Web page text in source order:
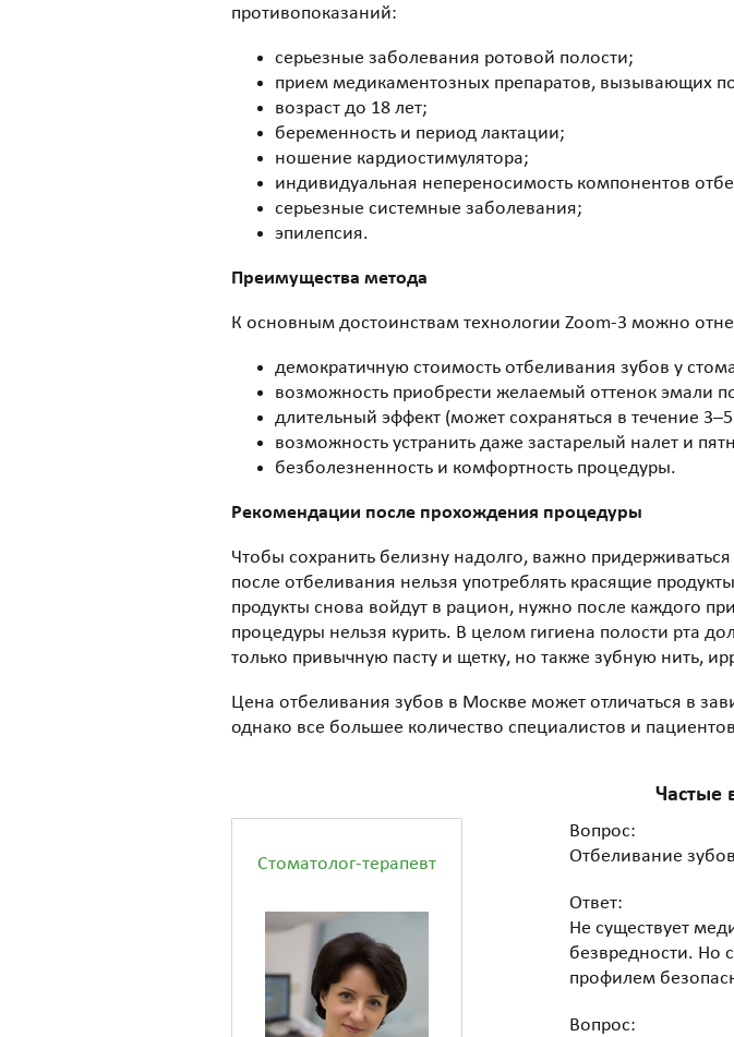
противопоказаний:
серьезные заболевания ротовой полости;
прием медикаментозных препаратов, вызывающих
возраст до 18 лет;
беременность и период лактации;
ношение кардиостимулятора;
индивидуальная непереносимость компонентов
серьезные системные заболевания;
эпилепсия.
Преимущества метода
К основным достоинствам технологии Zoom-3 можно
демократичную стоимость отбеливания зубов у
возможность приобрести желаемый оттенок эмали
длительный эффект (может сохраняться в течение
возможность устранить даже застарелый налет и
безболезненность и комфортность процедуры.
Рекомендации после прохождения процедуры
Чтобы сохранить белизну надолго, важно
после отбеливания нельзя употреблять красящие
продукты снова войдут в рацион, нужно после каждого
процедуры нельзя курить. В целом гигиена полости рта
только привычную пасту и щетку, но также зубную нить,
Цена отбеливания зубов в Москве может отличаться в
однако все большее количество специалистов и
Частые
Стоматолог-терапевт
Вопрос:
Отбеливание
Ответ:
Не существует
безвредности. Но
профилем
Вопрос: